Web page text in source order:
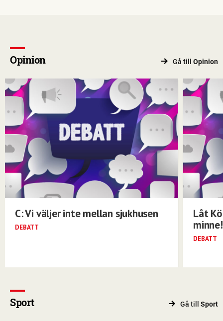
Opinion Gå till Opinion
C: Vi väljer inte mellan sjukhusen
DEBATT
Låt
minne!
DEBATT
Sport Gå till Sport